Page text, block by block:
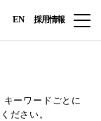
EN 採用情報
キーワードごとに
ださい。